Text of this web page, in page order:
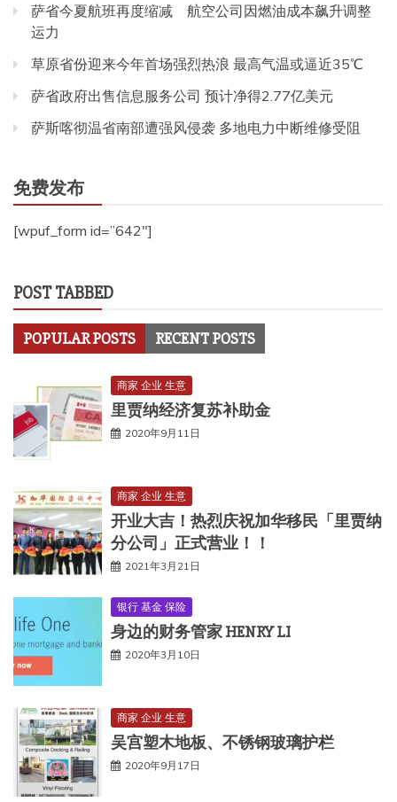
萨省今夏航班再度缩减 航空公司因燃油成本飙升调整
运力
草原省份迎来今年首场强烈热浪 最高气温或逼近35℃
萨省政府出售信息服务公司 预计净得2.77亿美元
萨斯喀彻温省南部遭强风侵袭 多地电力中断维修受阻
免费发布
[wpuf_form id=”642″]
POST TABBED
POPULAR POSTS RECENT POSTS
商家 企业 生意
里贾纳经济复苏补助金
2020年9月11日
商家 企业 生意
开业大吉！热烈庆祝加华移民「里贾纳
分公司」正式营业！！
2021年3月21日
银行 基金 保险
身边的财务管家 HENRY LI
2020年3月10日
商家 企业 生意
吴宫塑木地板、不锈钢玻璃护栏
2020年9月17日